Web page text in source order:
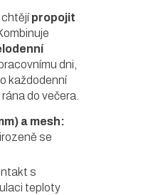
chtějípropojit
dni,
každodenní
do večera.
a mesh:
se
s
teploty